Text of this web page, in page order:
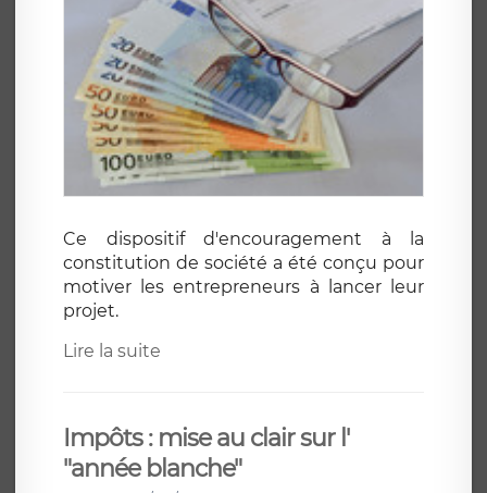
Ce dispositif d'encouragement à la
constitution de société a été conçu pour
motiver les entrepreneurs à lancer leur
projet.
Lire la suite
Impôts : mise au clair sur l'
"année blanche"